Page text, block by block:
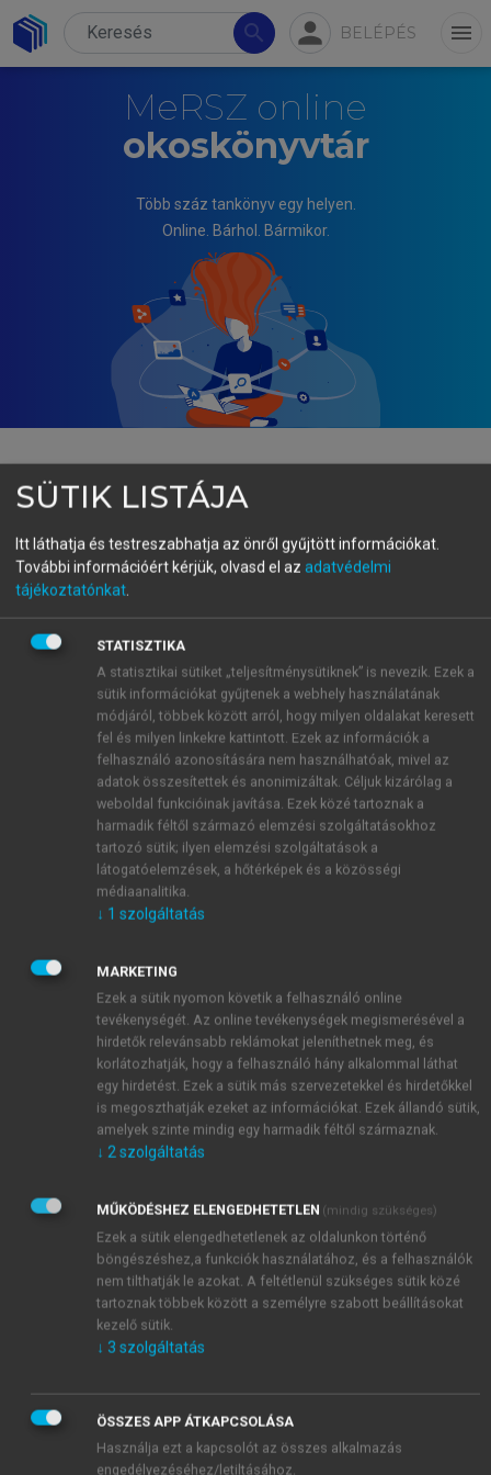
search person BELÉPÉS menu
MeRSZ online
okoskönyvtár
Több száz tankönyv egy helyen.
Online. Bárhol. Bármikor.
FOGARASI KATALIN, ITTZÉS DÁNIEL, MÁNY DÁNIEL
(SZERK.)
Tudásmegosztás,
információkezelés,
alkalmazhatóság I.
OLVASÁS
Pozitív tapasztalatok
A negatív tapasztalatok mellett a megkérdezettek
pozitív élményeket is szereztek magyarországi
barátságos, támogató légkört és munkakörnyezetet
tapasztalt Magyarországon.
SÜTIK LISTÁJA
Itt láthatja és testreszabhatja az önről gyűjtött információkat.
További információért kérjük, olvasd el az adatvédelmi
tájékoztatónkat.
STATISZTIKA
A statisztikai sütiket „teljesítménysütiknek” is nevezik. Ezek a
sütik információkat gyűjtenek a webhely használatának
módjáról, többek között arról, hogy milyen oldalakat keresett
fel és milyen linkekre kattintott. Ezek az információk a
felhasználó azonosítására nem használhatóak, mivel az
adatok összesítettek és anonimizáltak. Céljuk kizárólag a
weboldal funkcióinak javítása. Ezek közé tartoznak a
harmadik féltől származó elemzési szolgáltatásokhoz
tartozó sütik; ilyen elemzési szolgáltatások a
látogatóelemzések, a hőtérképek és a közösségi
médiaanalitika.
↓ 1 szolgáltatás
MARKETING
Ezek a sütik nyomon követik a felhasználó online
tevékenységét. Az online tevékenységek megismerésével a
hirdetők relevánsabb reklámokat jeleníthetnek meg, és
korlátozhatják, hogy a felhasználó hány alkalommal láthat
egy hirdetést. Ezek a sütik más szervezetekkel és hirdetőkkel
is megoszthatják ezeket az információkat. Ezek állandó sütik,
amelyek szinte mindig egy harmadik féltől származnak.
↓ 2szolgáltatás
MŰKÖDÉSHEZ ELENGEDHETETLEN (mindig szükséges)
Ezek a sütik elengedhetetlenek az oldalunkon történő
böngészéshez,a funkciók használatához, és a felhasználók
nem tilthatják le azokat. A feltétlenül szükséges sütik közé
tartoznak többek között a személyre szabott beállításokat
kezelő sütik.
↓ 3 szolgáltatás
ÖSSZES APP ÁTKAPCSOLÁSA
Használja ezt a kapcsolót az összes alkalmazás
engedélyezéséhez/letiltásához.